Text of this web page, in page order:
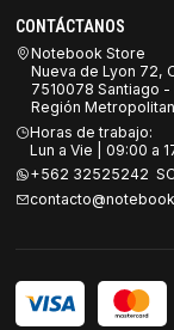
CONTÁCTANOS
Notebook Store
Nueva de Lyon 72,
7510078 Santiago
Región
Horas de trabajo:
Lun a Vie | 09:00 a
+562 32525242